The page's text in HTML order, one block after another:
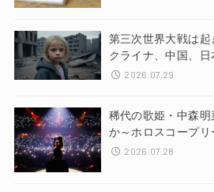
第三次世界大戦は
クライナ、中国、
2026.07.29
稀代の歌姫・中森
か～ホロスコープ
2026.07.28